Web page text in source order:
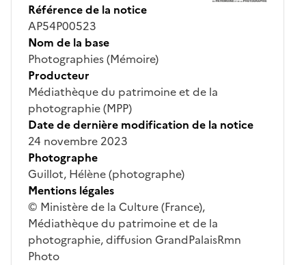
Référence de la notice
AP54P00523
Nom de la base
Photographies (Mémoire)
Producteur
Médiathèque du patrimoine et de la
photographie (MPP)
Date de dernière modification de la notice
24 novembre 2023
Photographe
Guillot, Hélène (photographe)
Mentions légales
© Ministère de la Culture (France),
Médiathèque du patrimoine et de la
photographie, diffusion GrandPalaisRmn
Photo